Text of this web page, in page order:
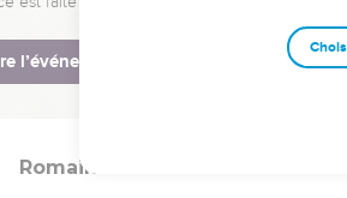
La Bible Du Semeur Copyright
Romains